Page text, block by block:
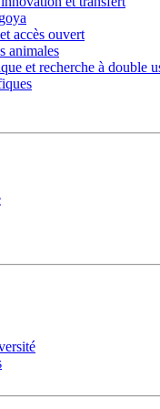
accès ouvert
animales
et recherche à double